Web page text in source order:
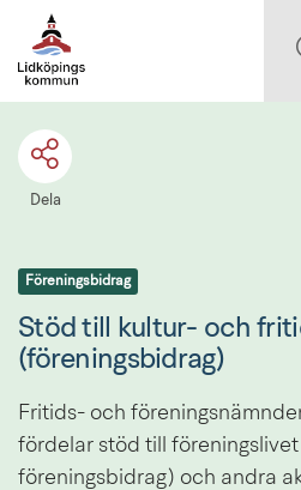
Dela
Föreningsbidrag
Stöd till kultur- och
(föreningsbidrag)
Fritids- och
fördelar stöd till
föreningsbidrag) och andra